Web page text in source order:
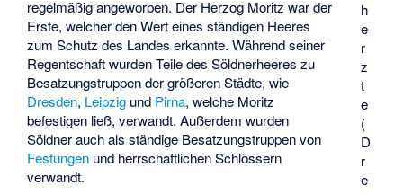
h
e
r
z
t
e
(
D
r
e
regelmäßig angeworben. Der Herzog Moritz war der
Erste, welcher den Wert eines ständigen Heeres
zum Schutz des Landes erkannte. Während seiner
Regentschaft wurden Teile des Söldnerheeres zu
Besatzungstruppen der größeren Städte, wie
Dresden, Leipzig und Pirna, welche Moritz
befestigen ließ, verwandt. Außerdem wurden
Söldner auch als ständige Besatzungstruppen von
Festungen und herrschaftlichen Schlössern
verwandt.